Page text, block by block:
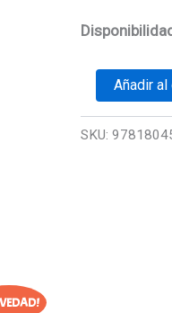
Añadir al
SKU: